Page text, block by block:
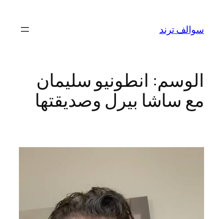
المحتوى
سوالف ترند
الوسم: انطونيو سليمان
مع ساشا بيرل وصديقتها